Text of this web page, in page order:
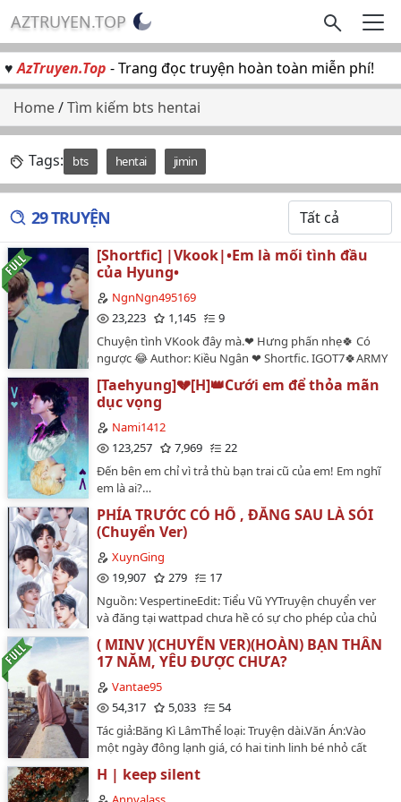
AZTRUYEN.TOP
♥AzTruyen.Top - Trang đọc truyện hoàn toàn miễn phí!
Home/Tìm kiếm bts hentai
Tags: bts hentai jimin
29 TRUYỆN
[Shortfic] |Vkook|•Em là mối tình đầu
của Hyung•
NgnNgn495169
23,223
1,145
9
Chuyện tình VKook đây mà.❤ Hưng phấn nhẹ🍀 Có
ngược 😂 Author: Kiều Ngân ❤ Shortfic. IGOT7🍀ARMY
[Taehyung]💔[H]👑Cưới em để thỏa mãn
dục vọng
Nami1412
123,257
7,969
22
Đến bên em chỉ vì trả thù bạn trai cũ của em! Em nghĩ
em là ai?…
PHÍA TRƯỚC CÓ HỔ , ĐẰNG SAU LÀ SÓI
(Chuyển Ver)
XuynGing
19,907
279
17
Nguồn: VespertineEdit: Tiểu Vũ YYTruyện chuyển ver
và đăng tại wattpad chưa hề có sự cho phép của chủ
convert, edit truyện với mục đích phi thương
mại16/8/2022…
( MINV )(CHUYỂN VER)(HOÀN) BẠN THÂN
17 NĂM, YÊU ĐƯỢC CHƯA?
Vantae95
54,317
5,033
54
Tác giả:Băng Kì LâmThể loại: Truyện dài.Văn Án:Vào
một ngày đông lạnh giá, có hai tinh linh bé nhỏ cất
một ngày, Ở cùng một phòng bệnh, thậm chí nhà cũng
sát cạnh nhau. Gia đình hai bên mau chóng than thiết,
H | keep silent